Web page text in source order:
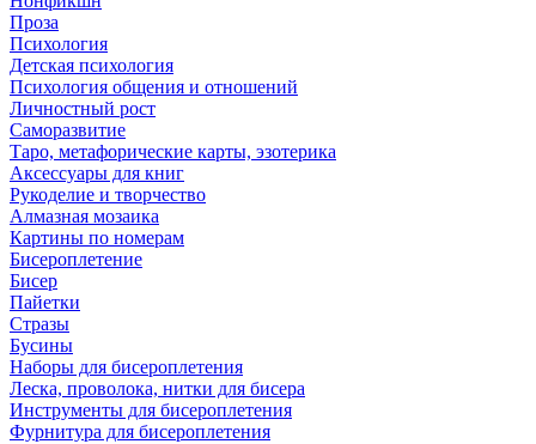
Проза
Психология
Детская психология
Психология общения и отношений
Личностный рост
Саморазвитие
Таро, метафорические карты, эзотерика
Аксессуары для книг
Рукоделие и творчество
Алмазная мозаика
Картины по номерам
Бисероплетение
Бисер
Пайетки
Стразы
Бусины
Наборы для бисероплетения
Леска, проволока, нитки для бисера
Инструменты для бисероплетения
Фурнитура для бисероплетения